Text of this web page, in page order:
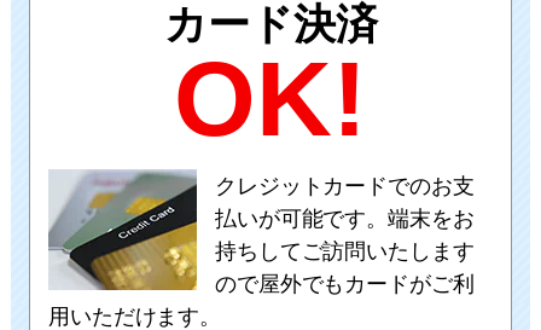
カード決済
OK!
クレジットカードでのお支
払いが可能です。端末をお
持ちしてご訪問いたします
ので屋外でもカードがご利
用いただけます。